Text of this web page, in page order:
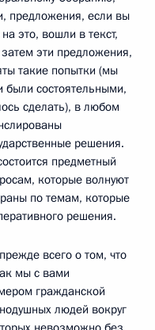
предложения, если вы
это, вошли в текст,
эти предложения,
такие попытки (мы
были состоятельными,
сделать), в любом
решения.
предметный
которые волнуют
по темам, которые
решения.
всего о том, что
мы с вами
гражданской
людей вокруг